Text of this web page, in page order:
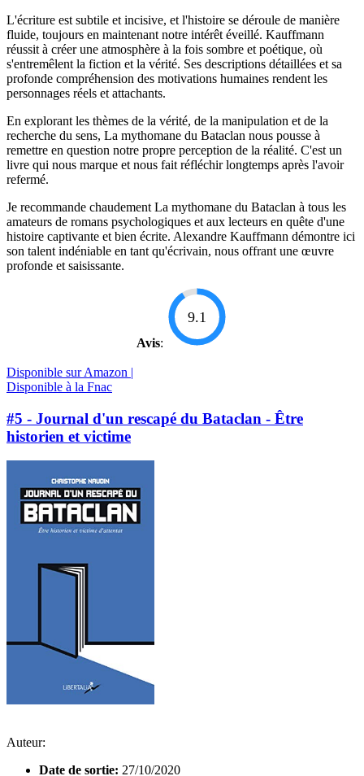
L'écriture est subtile et incisive, et l'histoire se déroule de manière
fluide, toujours en maintenant notre intérêt éveillé. Kauffmann
réussit à créer une atmosphère à la fois sombre et poétique, où
s'entremêlent la fiction et la vérité. Ses descriptions détaillées et sa
profonde compréhension des motivations humaines rendent les
personnages réels et attachants.
En explorant les thèmes de la vérité, de la manipulation et de la
recherche du sens, La mythomane du Bataclan nous pousse à
remettre en question notre propre perception de la réalité. C'est un
livre qui nous marque et nous fait réfléchir longtemps après l'avoir
refermé.
Je recommande chaudement La mythomane du Bataclan à tous les
amateurs de romans psychologiques et aux lecteurs en quête d'une
histoire captivante et bien écrite. Alexandre Kauffmann démontre ici
son talent indéniable en tant qu'écrivain, nous offrant une œuvre
profonde et saisissante.
Avis:
9.1
Disponible sur Amazon |
Disponible à la Fnac
#5 - Journal d'un rescapé du Bataclan - Être
historien et victime
Auteur:
Date de sortie: 27/10/2020